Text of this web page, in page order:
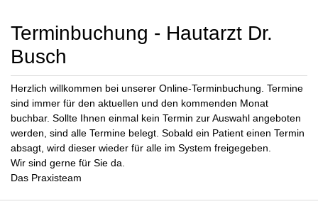
Terminbuchung - Hautarzt Dr.
Busch
Herzlich willkommen bei unserer Online-Terminbuchung. Termine
sind immer für den aktuellen und den kommenden Monat
buchbar. Sollte Ihnen einmal kein Termin zur Auswahl angeboten
werden, sind alle Termine belegt. Sobald ein Patient einen Termin
absagt, wird dieser wieder für alle im System freigegeben.
Wir sind gerne für Sie da.
Das Praxisteam